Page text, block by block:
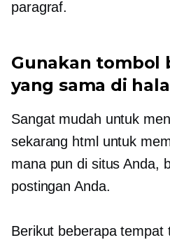
paragraf.
Gunakan tombol
yang sama di
Sangat mudah untuk
sekarang html untuk
mana pun di situs Anda,
postingan Anda.
Berikut beberapa tempat